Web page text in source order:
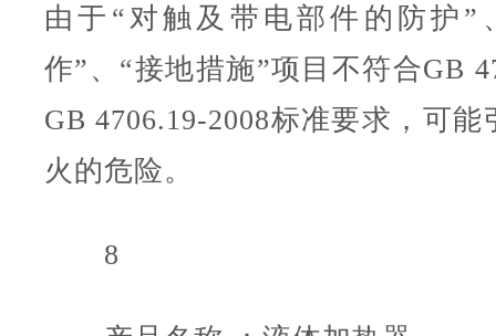
由于“对触及带电部件的防护”
作”、“接地措施”项目不符合GB
GB 4706.19-2008标准要求，可
火的危险。
8